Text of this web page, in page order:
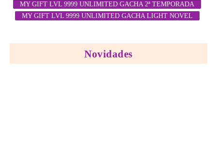
MY GIFT LVL 9999 UNLIMITED GACHA 2ª TEMPORADA
MY GIFT LVL 9999 UNLIMITED GACHA LIGHT NOVEL
Novidades